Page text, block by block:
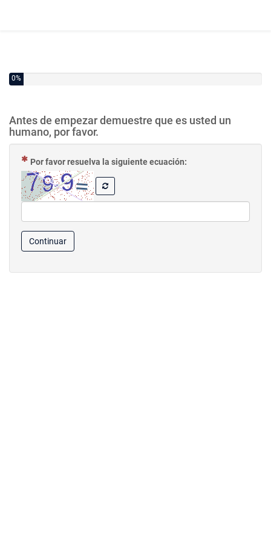
0%
Antes de empezar demuestre que es usted un
humano, por favor.
Por favor resuelva la siguiente ecuación:( Obligatoria )
Continuar